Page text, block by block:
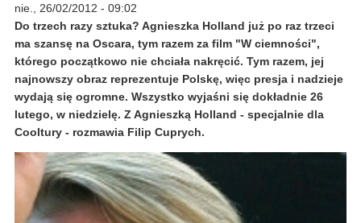
nie., 26/02/2012 - 09:02
Do trzech razy sztuka? Agnieszka Holland już po raz trzeci
ma szansę na Oscara, tym razem za film "W ciemności",
którego początkowo nie chciała nakręcić. Tym razem, jej
najnowszy obraz reprezentuje Polskę, więc presja i nadzieje
wydają się ogromne. Wszystko wyjaśni się dokładnie 26
lutego, w niedzielę. Z Agnieszką Holland - specjalnie dla
Cooltury - rozmawia Filip Cuprych.